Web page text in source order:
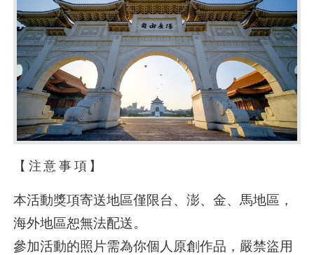
【注意事項】
本活動獎項寄送地區僅限台、澎、金、馬地區，
海外地區恕無法配送。
參加活動的照片需為你個人原創作品，嚴禁盜用